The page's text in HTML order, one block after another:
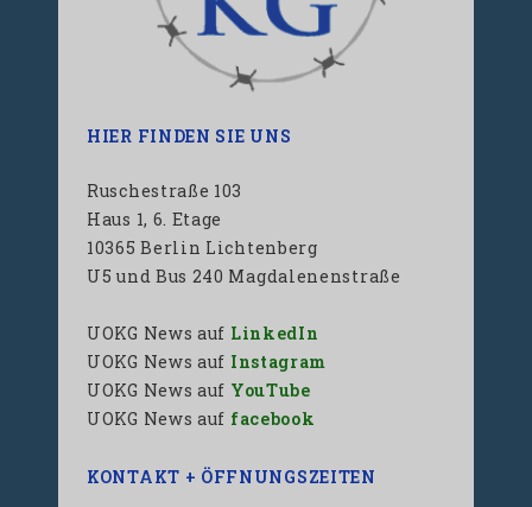
HIER FINDEN SIE UNS
Ruschestraße 103
Haus 1, 6. Etage
10365 Berlin Lichtenberg
U5 und Bus 240 Magdalenenstraße
UOKG News auf LinkedIn
UOKG News auf Instagram
UOKG News auf YouTube
UOKG News auf facebook
KONTAKT + ÖFFNUNGSZEITEN